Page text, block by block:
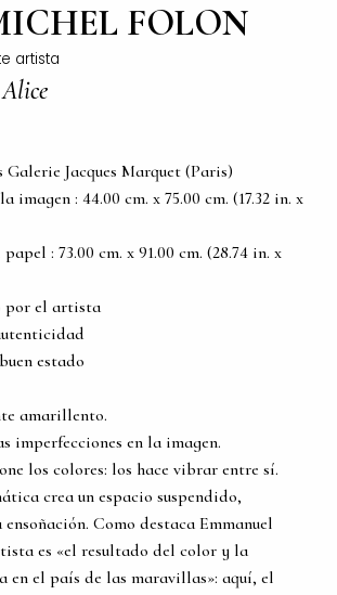
FOLON
artista
Jacques Marquet (Paris)
imagen : 44.00 cm. x 75.00 cm. (17.32 in. x
: 73.00 cm. x 91.00 cm. (28.74 in. x
por el artista
estado
amarillento.
imperfecciones en la imagen.
los colores: los hace vibrar entre sí.
crea un espacio suspendido,
Como destaca Emmanuel
es «el resultado del color y la
en el país de las maravillas»: aquí, el